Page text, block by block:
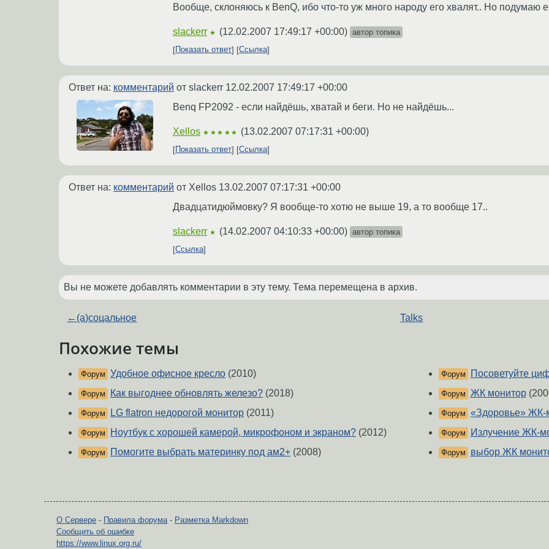
Вообще, склоняюсь к BenQ, ибо что-то уж много народу его хвалят.. Но подумаю
slackerr ★ (12.02.2007 17:49:17 +00:00) автор топика
Показать ответ
Ссылка
Ответ на: комментарий от slackerr 12.02.2007 17:49:17 +00:00
Benq FP2092 - если найдёшь, хватай и беги. Но не найдёшь...
Xellos ★★★★★ (13.02.2007 07:17:31 +00:00)
Показать ответ Ссылка
Ответ на: комментарий от Xellos 13.02.2007 07:17:31 +00:00
Двадцатидюймовку? Я вообще-то хотю не выше 19, а то вообще 17..
slackerr ★ (14.02.2007 04:10:33 +00:00) автор топика
Ссылка
Вы не можете добавлять комментарии в эту тему. Тема перемещена в архив.
← (a)соцальное Talks
Похожие темы
Форум Удобное офисное кресло (2010)
Форум Как выгоднее обновлять железо? (2018)
Форум LG flatron недорогой монитор (2011)
Форум Ноутбук с хорошей камерой, микрофоном и экраном? (2012)
Форум Помогите выбрать материнку под ам2+ (2008)
Форум Посоветуйте
Форум ЖК монитор
Форум «Здоровье» ЖК-
Форум Излучение ЖК-
Форум выбор ЖК
О Сервере - Правила форума- Разметка Markdown
Сообщить об ошибке
https://www.linux.org.ru/